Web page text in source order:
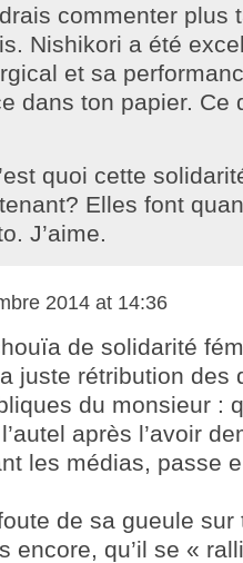
commenter plus
Nishikori a été
et sa
dans ton papier. Ce
quoi cette
Elles font
J’aime.
2014 at 14:36
de solidarité
juste rétribution des
du monsieur :
après l’avoir
les médias, passe
de sa gueule
encore, qu’il se «